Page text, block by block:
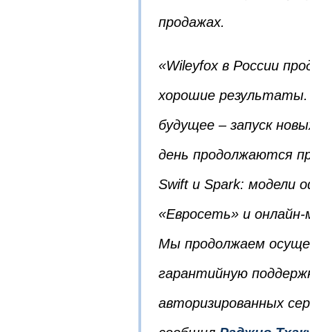
продажах.
«Wileyfox в России
хорошие
будущее – запуск
день продолжаются
Swift и Spark: модели
«Евросеть» и онлайн-
Мы продолжаем
гарантийную
авторизированных